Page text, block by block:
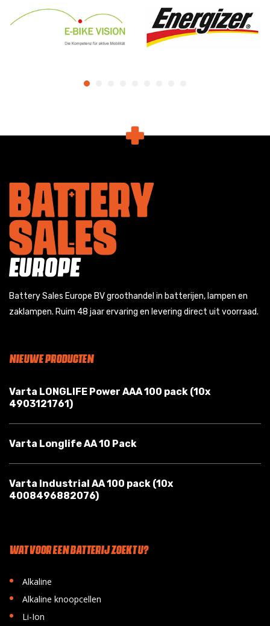
Battery Sales Europe BV groothandel in batterijen, lampen en
zaklampen. Ruim 48 jaar ervaring en levering direct uit voorraad.
NIEUWE PRODUCTEN
Varta LONGLIFE Power AAA 100 pack (10x
4903121761)
Varta Longlife AA 10 Pack
Varta Industrial AA 100 pack (10x
4008496882076)
WAT VOOR EEN BATTERIJ ZOEKT U?
• Alkaline
• Alkaline knoopcellen
• Li-Ion